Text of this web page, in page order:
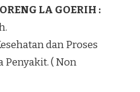
LA GOERIH :
dan Proses
Penyakit. ( Non